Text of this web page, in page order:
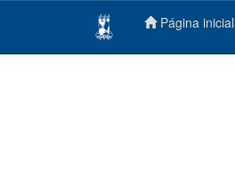
Página inicial